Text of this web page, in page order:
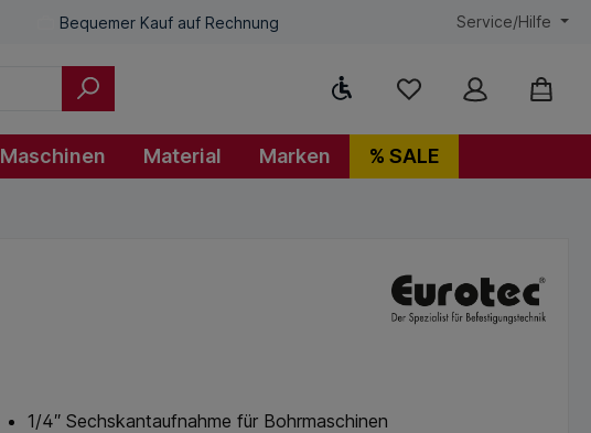
Bequemer Kauf auf Rechnung Service/Hilfe
Werkzeugleiste anzeigen
Maschinen Material Marken % SALE
1/4″ Sechskantaufnahme für Bohrmaschinen